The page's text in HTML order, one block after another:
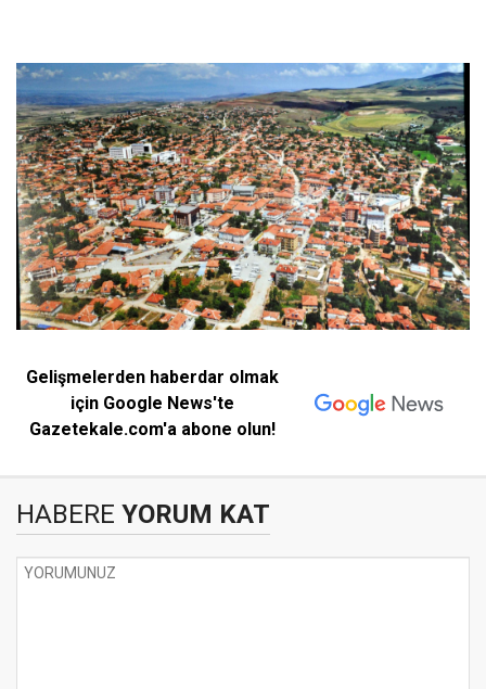
Gelişmelerden haberdar olmak
için Google News'te
Gazetekale.com'a abone olun!
HABERE YORUM KAT